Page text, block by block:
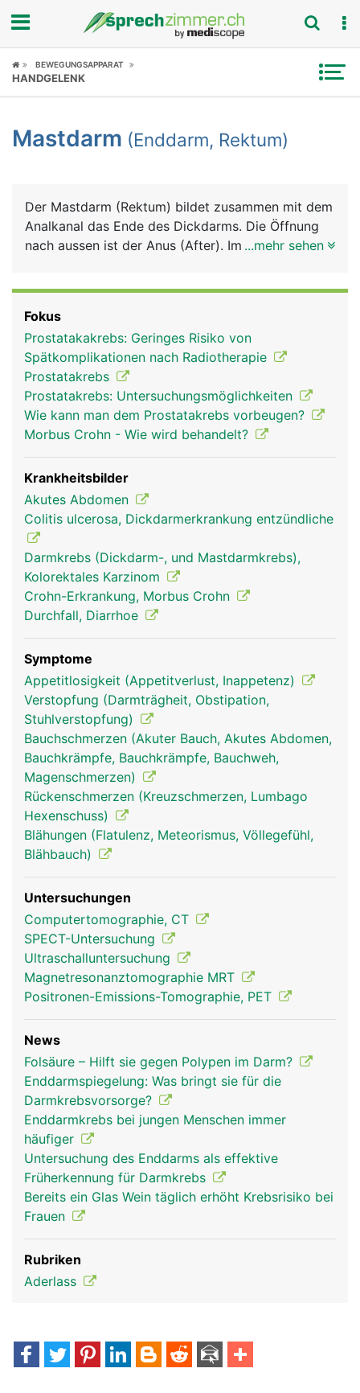
Fokus
Symptome
News
Rubriken
BEWEGUNGSAPPARAT
HANDGELENK
Mastdarm (Enddarm, Rektum)
Der Mastdarm (Rektum) bildet zusammen mit dem
Analkanal das Ende des Dickdarms. Die Öffnung
nach aussen ist der Anus (After). Im Mastdarm
einem inneren und einem äusseren Schliessmuskel
umgeben. Der innere Afterschliessmuskel ist nicht
willentlich beeinflussbar. Er erschlafft automatisch
bei Kontakt mit dem Stuhl und lässt ihn in den
oberen Analkanal gleiten. Der äussere
Schliessmuskel kann selbst zur willentlichen
Stuhlentleerung gesteuert werden.
...mehr sehen
Fokus
Prostatakakrebs: Geringes Risiko von
Spätkomplikationen nach Radiotherapie
Prostatakrebs
Prostatakrebs: Untersuchungsmöglichkeiten
Wie kann man dem Prostatakrebs vorbeugen?
Morbus Crohn - Wie wird behandelt?
Krankheitsbilder
Akutes Abdomen
Colitis ulcerosa, Dickdarmerkrankung entzündliche
Darmkrebs (Dickdarm-, und Mastdarmkrebs),
Kolorektales Karzinom
Crohn-Erkrankung, Morbus Crohn
Durchfall, Diarrhoe
Symptome
Appetitlosigkeit (Appetitverlust, Inappetenz)
Verstopfung (Darmträgheit, Obstipation,
Stuhlverstopfung)
Bauchschmerzen (Akuter Bauch, Akutes Abdomen,
Bauchkrämpfe, Bauchkrämpfe, Bauchweh,
Magenschmerzen)
Rückenschmerzen (Kreuzschmerzen, Lumbago
Hexenschuss)
Blähungen (Flatulenz, Meteorismus, Völlegefühl,
Blähbauch)
Untersuchungen
Computertomographie, CT
SPECT-Untersuchung
Ultraschalluntersuchung
Magnetresonanztomographie MRT
Positronen-Emissions-Tomographie, PET
News
Folsäure – Hilft sie gegen Polypen im Darm?
Enddarmspiegelung: Was bringt sie für die
Darmkrebsvorsorge?
Enddarmkrebs bei jungen Menschen immer
häufiger
Untersuchung des Enddarms als effektive
Früherkennung für Darmkrebs
Bereits ein Glas Wein täglich erhöht Krebsrisiko bei
Frauen
Rubriken
Aderlass